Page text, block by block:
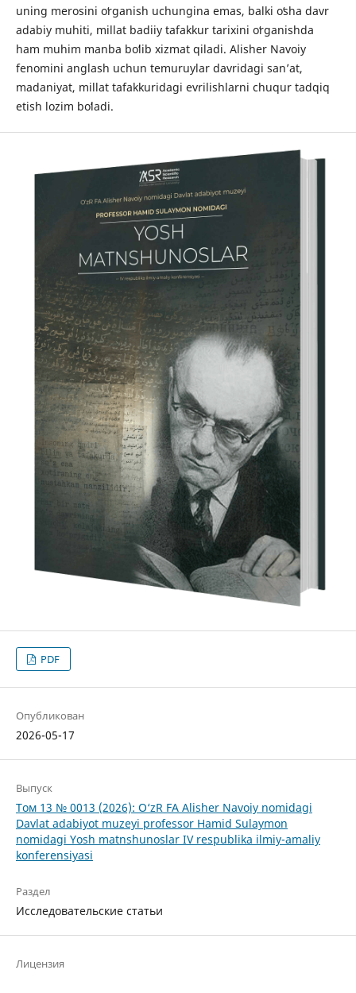
uning merosini oʻrganish uchungina emas, balki oʻsha davr
adabiy muhiti, millat badiiy tafakkur tarixini oʻrganishda
ham muhim manba boʻlib xizmat qiladi. Alisher Navoiy
fenomini anglash uchun temuruylar davridagi san’at,
madaniyat, millat tafakkuridagi evrilishlarni chuqur tadqiq
etish lozim boʻladi.
PDF
Опубликован
2026-05-17
Выпуск
Том 13 № 0013 (2026): O‘zR FA Alisher Navoiy nomidagi
Davlat adabiyot muzeyi professor Hamid Sulaymon
nomidagi Yosh matnshunoslar IV respublika ilmiy-amaliy
konferensiyasi
Раздел
Исследовательские статьи
Лицензия